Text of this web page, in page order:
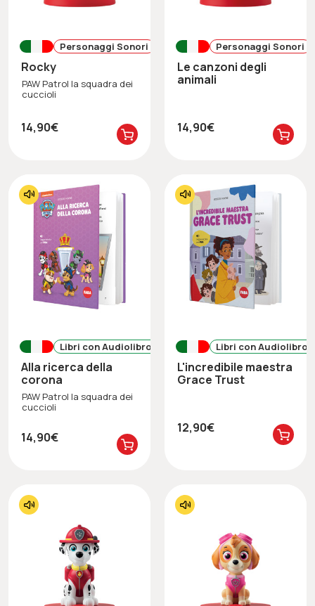
Personaggi Sonori
Rocky
PAW Patrol la squadra dei
cuccioli
14,90€
Personaggi Sonori
Le canzoni degli
animali
14,90€
Libri con Audiolibro
Alla ricerca della
corona
PAW Patrol la squadra dei
cuccioli
14,90€
Libri con Audiolibro
L'incredibile maestra
Grace Trust
12,90€